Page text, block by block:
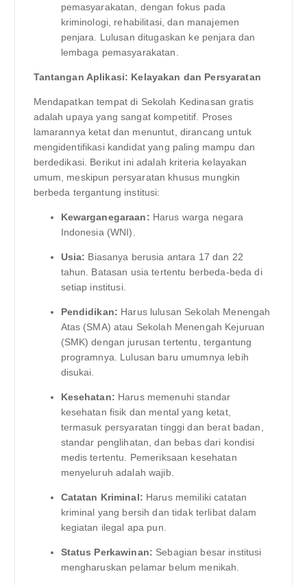
pemasyarakatan, dengan fokus pada
kriminologi, rehabilitasi, dan manajemen
penjara. Lulusan ditugaskan ke penjara dan
lembaga pemasyarakatan.
Tantangan Aplikasi: Kelayakan dan Persyaratan
Mendapatkan tempat di Sekolah Kedinasan gratis
adalah upaya yang sangat kompetitif. Proses
lamarannya ketat dan menuntut, dirancang untuk
mengidentifikasi kandidat yang paling mampu dan
berdedikasi. Berikut ini adalah kriteria kelayakan
umum, meskipun persyaratan khusus mungkin
berbeda tergantung institusi:
Kewarganegaraan: Harus warga negara
Indonesia (WNI).
Usia: Biasanya berusia antara 17 dan 22
tahun. Batasan usia tertentu berbeda-beda di
setiap institusi.
Pendidikan: Harus lulusan Sekolah Menengah
Atas (SMA) atau Sekolah Menengah Kejuruan
(SMK) dengan jurusan tertentu, tergantung
programnya. Lulusan baru umumnya lebih
disukai.
Kesehatan: Harus memenuhi standar
kesehatan fisik dan mental yang ketat,
termasuk persyaratan tinggi dan berat badan,
standar penglihatan, dan bebas dari kondisi
medis tertentu. Pemeriksaan kesehatan
menyeluruh adalah wajib.
Catatan Kriminal: Harus memiliki catatan
kriminal yang bersih dan tidak terlibat dalam
kegiatan ilegal apa pun.
Status Perkawinan: Sebagian besar institusi
mengharuskan pelamar belum menikah.